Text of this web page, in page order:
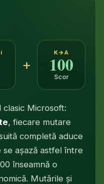
+
K→A
100
Scor
Microsoft:
, fiecare mutare
completă aduce
se așază astfel între
înseamnă o
Mutările și